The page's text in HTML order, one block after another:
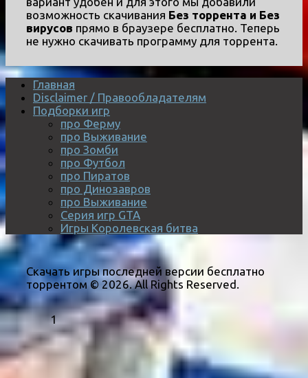
возможность скачивания Без торрента и Без
вирусов прямо в браузере бесплатно. Теперь
не нужно скачивать программу для торрента.
Главная
Disclaimer / Правообладателям
Подборки игр
про Ферму
про Выживание
про Зомби
про Футбол
про Пиратов
про Динозавров
про Выживание
Серия игр GTA
Игры Королевская битва
Скачать игры последней версии бесплатно
торрентом © 2026. All Rights Reserved.
1